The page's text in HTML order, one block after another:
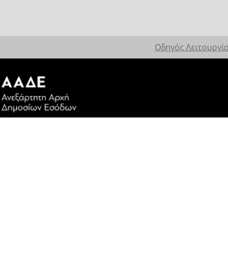
Οδηγός